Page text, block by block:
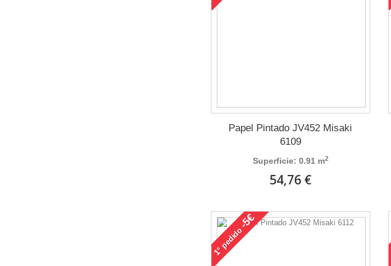
Papel Pintado JV452 Misaki
6109
Superficie: 0.91 m2
54,76 €
1°
pedido
-5€